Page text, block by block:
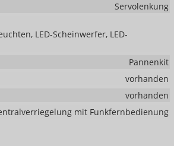
Servolenkung
LED-Scheinwerfer, LED-
Pannenkit
vorhanden
vorhanden
mit Funkfernbedienung